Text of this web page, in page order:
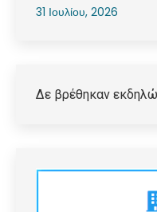
31 Ιουλίου, 2026
Δε βρέθηκαν